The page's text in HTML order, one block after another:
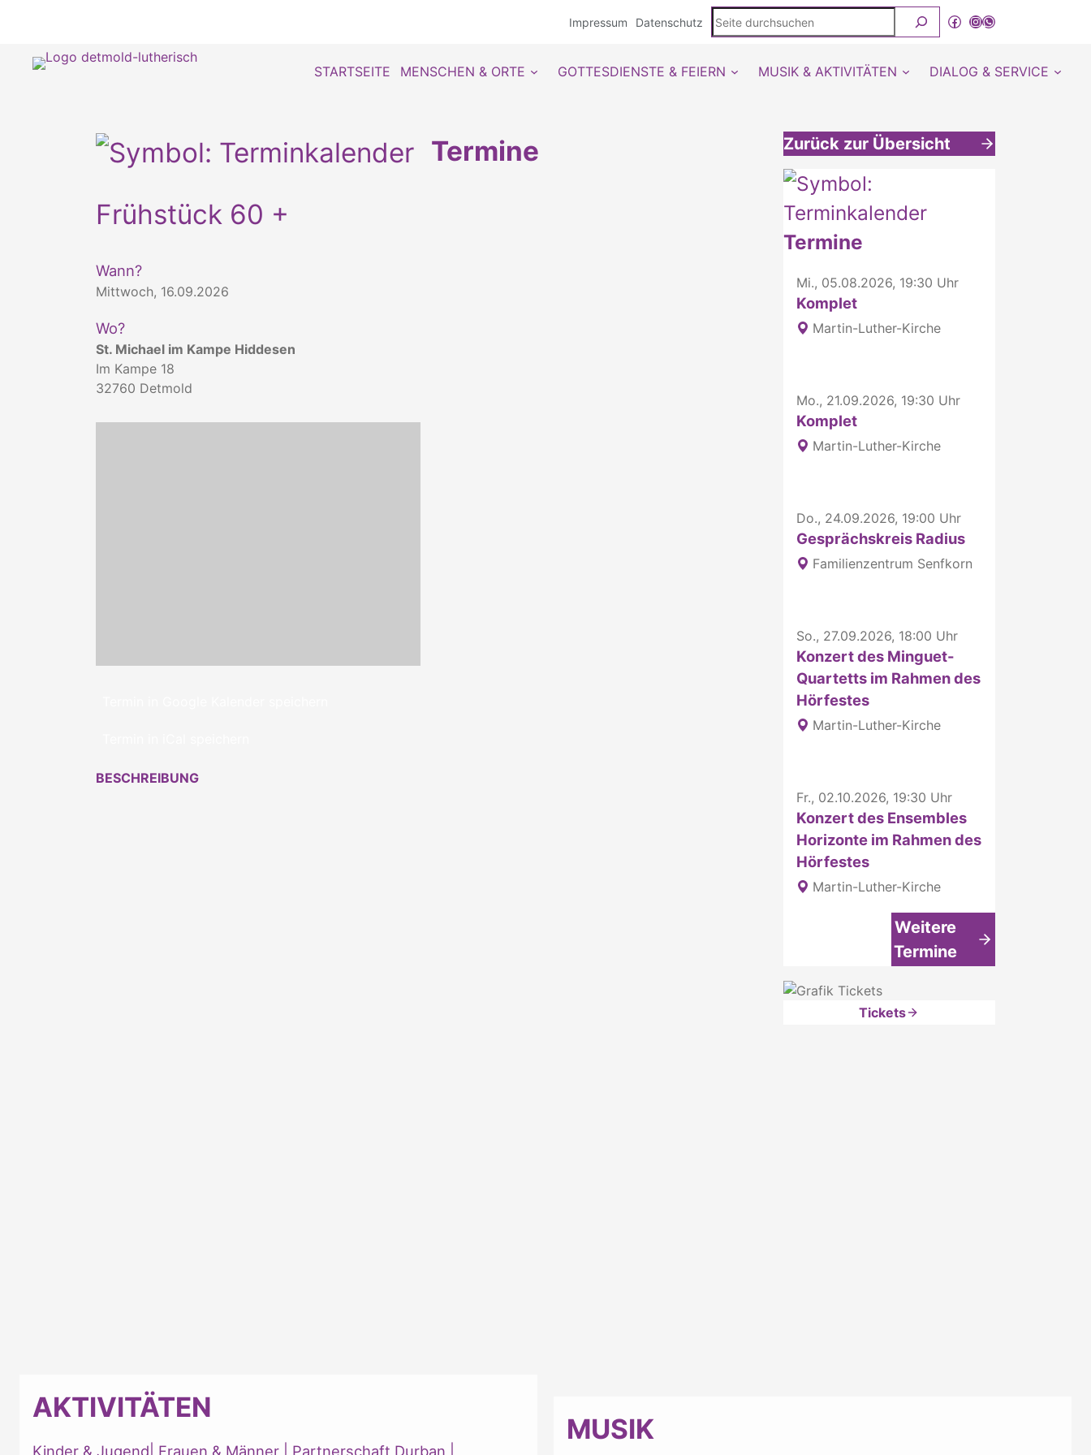
Impressum Datenschutz
Seite
durchsuchen
Facebook
Instagram
WhatsApp Kanal von detmold-lutherisch
STARTSEITE MENSCHEN & ORTE GOTTESDIENSTE & FEIERN MUSIK & AKTIVITÄTEN DIALOG & SERVICE
Termine
Frühstück 60 +
Wann?
Mittwoch, 16.09.2026
Wo?
St. Michael im Kampe Hiddesen
Im Kampe 18
32760 Detmold
BESCHREIBUNG
Zurück zur Übersicht
Weitere interessante Inhalte
Termine
Mi., 05.08.2026, 19:30 Uhr
Komplet
Martin-Luther-Kirche
Mo., 21.09.2026, 19:30 Uhr
Komplet
Martin-Luther-Kirche
Do., 24.09.2026, 19:00 Uhr
Gesprächskreis Radius
Familienzentrum Senfkorn
So., 27.09.2026, 18:00 Uhr
Konzert des Minguet-
Quartetts im Rahmen des
Hörfestes
Martin-Luther-Kirche
Fr., 02.10.2026, 19:30 Uhr
Konzert des Ensembles
Horizonte im Rahmen des
Hörfestes
Martin-Luther-Kirche
Weitere
Termine
Tickets
AKTIVITÄTEN
Kinder & Jugend Frauen & Männer Partnerschaft Durban
MUSIK